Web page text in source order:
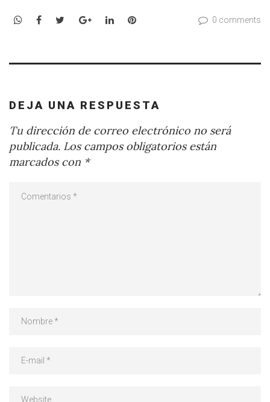
WhatsApp
Facebook
TwitterGoogle+LinkedInPinterest 0 comments
DEJA UNA RESPUESTA
Tu dirección de correo electrónico no será
publicada. Los campos obligatorios están
marcados con *